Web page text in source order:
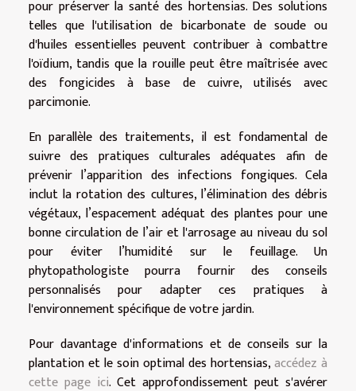
pour préserver la santé des hortensias. Des solutions
telles que l'utilisation de bicarbonate de soude ou
d'huiles essentielles peuvent contribuer à combattre
l'oïdium, tandis que la rouille peut être maîtrisée avec
des fongicides à base de cuivre, utilisés avec
parcimonie.
En parallèle des traitements, il est fondamental de
suivre des pratiques culturales adéquates afin de
prévenir l’apparition des infections fongiques. Cela
inclut la rotation des cultures, l’élimination des débris
végétaux, l’espacement adéquat des plantes pour une
bonne circulation de l’air et l'arrosage au niveau du sol
pour éviter l’humidité sur le feuillage. Un
phytopathologiste pourra fournir des conseils
personnalisés pour adapter ces pratiques à
l'environnement spécifique de votre jardin.
Pour davantage d'informations et de conseils sur la
plantation et le soin optimal des hortensias,accédez à
cette page ici. Cet approfondissement peut s'avérer